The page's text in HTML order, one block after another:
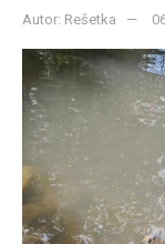
Autor: Rešetka